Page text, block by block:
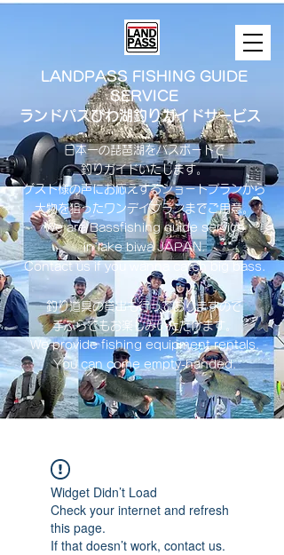
LANDPASS FISHING GUIDE
SERVICE
ランドパスびわ湖釣りガイドサービス
日本一の琵琶湖をバスボートで
釣りガイドいたします。
​ゲスト様の声にお応えするショートプランから
大物を狙ったワンデイプランまでご用意。
​We are Bassfishing guide service
in lake biwa ​JAPAN.
Contact us if you wanna catch big bass.
釣り道具の貸出も行っておりますので
手ぶらでもお楽しみいただけます。
We provide fishing equipment rentals.
You can come empty-handed.
Widget Didn’t Load
Check your internet and refresh
this page.
If that doesn’t work, contact us.